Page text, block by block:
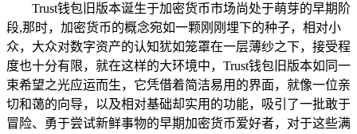
Trust钱包旧版本诞生于加密货币市场尚处于萌芽的早期阶
段,那时，加密货币的概念宛如一颗刚刚埋下的种子，相对小
众，大众对数字资产的认知犹如笼罩在一层薄纱之下，接受程
度也十分有限，就在这样的大环境中，Trust钱包旧版本如同一
束希望之光应运而生，它凭借着简洁易用的界面，就像一位亲
切和蔼的向导，以及相对基础却实用的功能，吸引了一批敢于
冒险、勇于尝试新鲜事物的早期加密货币爱好者，对于这些满